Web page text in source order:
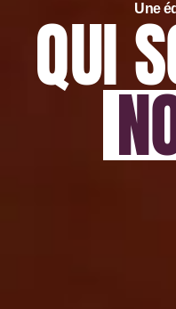
Une
QUI